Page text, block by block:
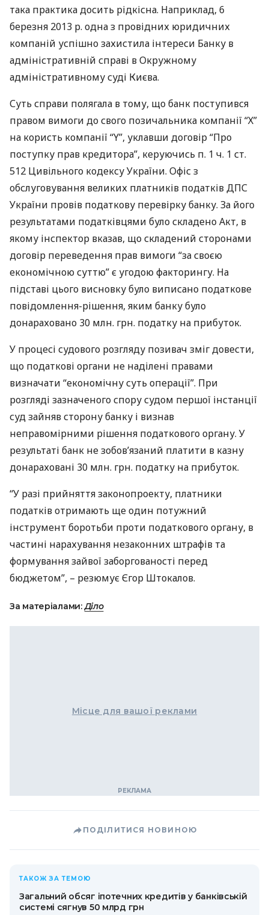
така практика досить рідкісна. Наприклад, 6
березня 2013 р. одна з провідних юридичних
компаній успішно захистила інтереси Банку в
адміністративній справі в Окружному
адміністративному суді Києва.
Суть справи полягала в тому, що банк поступився
правом вимоги до свого позичальника компанії “Х”
на користь компанії “Y”, уклавши договір “Про
поступку прав кредитора”, керуючись п. 1 ч. 1 ст.
512 Цивільного кодексу України. Офіс з
обслуговування великих платників податківДПС
України провів податкову перевірку банку. За його
результатами податківцями було складено Акт, в
якому інспектор вказав, що складений сторонами
договір переведення прав вимоги “за своєю
економічною суттю” є угодою факторингу. На
підставі цього висновку було виписано податкове
повідомлення-рішення, яким банку було
донараховано 30 млн. грн. податку на прибуток.
У процесі судового розгляду позивач зміг довести,
що податкові органи не наділені правами
визначати “економічну суть операції”. При
розгляді зазначеного спору судом першої інстанції
суд зайняв сторону банку і визнав
неправомірними рішення податкового органу. У
результаті банк не зобов’язаний платити в казну
донараховані 30 млн. грн. податку на прибуток.
“У разі прийняття законопроекту, платники
податків отримають ще один потужний
інструмент боротьби проти податкового органу, в
частині нарахування незаконних штрафів та
формування зайвої заборгованості перед
бюджетом”, – резюмує Єгор Штокалов.
За матеріалами:Діло
Місце для вашої реклами
ПОДІЛИТИСЯ НОВИНОЮ
ТАКОЖ ЗА ТЕМОЮ
Загальний обсяг іпотечних кредитів у банківській
системі сягнув 50 млрд грн